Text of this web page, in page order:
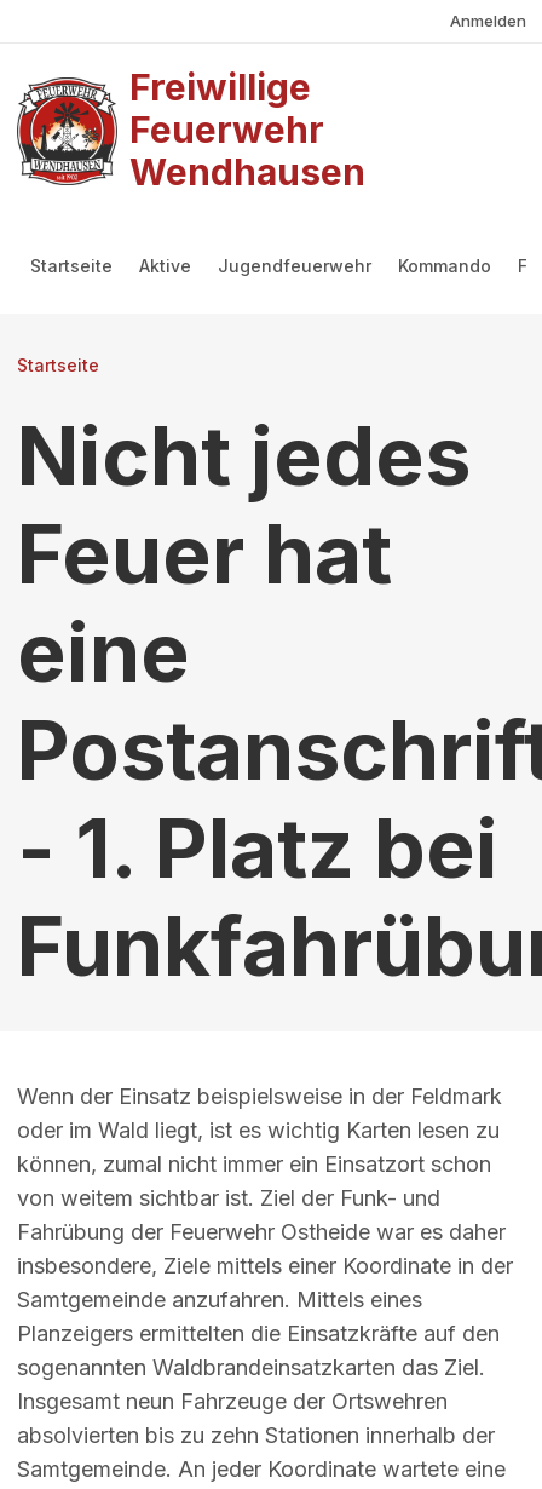
Anmelden
Freiwillige
Feuerwehr
Wendhausen
Startseite Aktive Jugendfeuerwehr Kommando
Pfadnavigation
Startseite
Nicht jedes
Feuer hat
eine
- 1. Platz bei
Wenn der Einsatz beispielsweise in der Feldmark
oder im Wald liegt, ist es wichtig Karten lesen zu
können, zumal nicht immer ein Einsatzort schon
von weitem sichtbar ist. Ziel der Funk- und
Fahrübung der Feuerwehr Ostheide war es daher
insbesondere, Ziele mittels einer Koordinate in der
Samtgemeinde anzufahren. Mittels eines
Planzeigers ermittelten die Einsatzkräfte auf den
sogenannten Waldbrandeinsatzkarten das Ziel.
Insgesamt neun Fahrzeuge der Ortswehren
absolvierten bis zu zehn Stationen innerhalb der
Samtgemeinde. An jeder Koordinate wartete eine